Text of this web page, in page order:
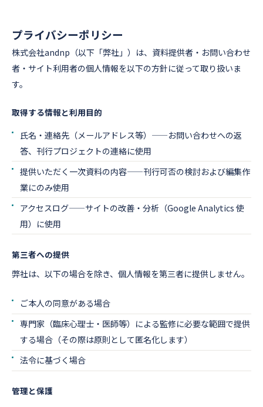
プライバシーポリシー
株式会社andnp（以下「弊社」）は、資料提供者・お問い合わせ
者・サイト利用者の個人情報を以下の方針に従って取り扱いま
す。
取得する情報と利用目的
氏名・連絡先（メールアドレス等）——お問い合わせへの返
答、刊行プロジェクトの連絡に使用
提供いただく一次資料の内容——刊行可否の検討および編集作
業にのみ使用
アクセスログ——サイトの改善・分析（Google Analytics 使
用）に使用
第三者への提供
弊社は、以下の場合を除き、個人情報を第三者に提供しません。
ご本人の同意がある場合
専門家（臨床心理士・医師等）による監修に必要な範囲で提供
する場合（その際は原則として匿名化します）
法令に基づく場合
管理と保護